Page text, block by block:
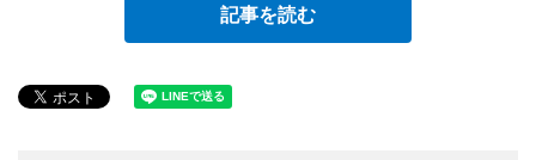
記事を読む